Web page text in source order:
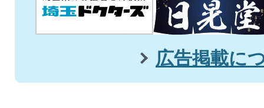
広告掲載に